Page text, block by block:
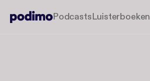
PodcastsLuisterboeken